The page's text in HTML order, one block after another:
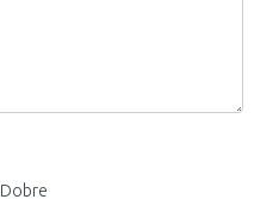
Dobre